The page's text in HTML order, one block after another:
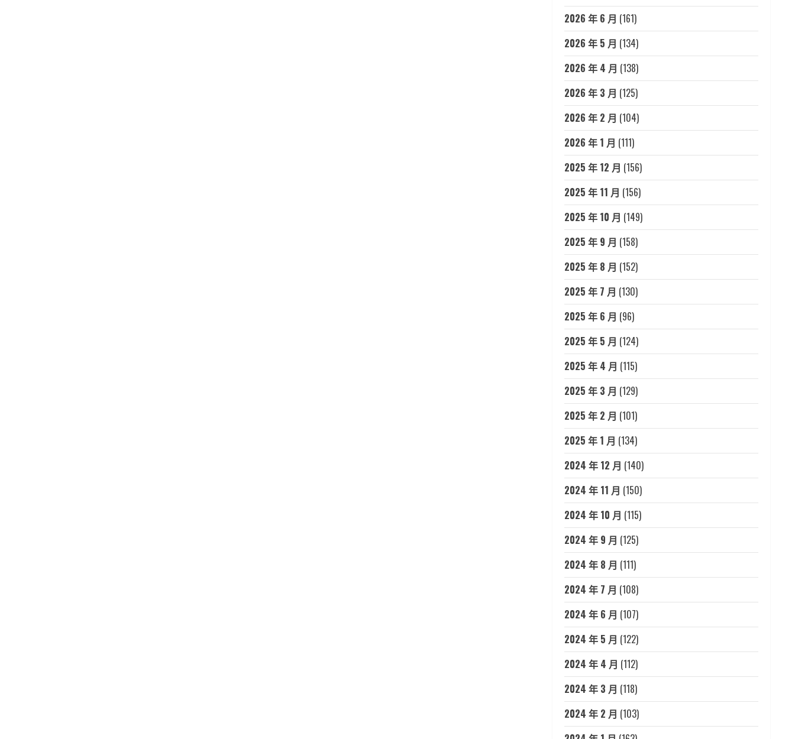
2026 年 6 月 (161)
2026 年 5 月 (134)
2026 年 4 月 (138)
2026 年 3 月 (125)
2026 年 2 月 (104)
2026 年 1 月 (111)
2025 年 12 月 (156)
2025 年 11 月 (156)
2025 年 10 月 (149)
2025 年 9 月 (158)
2025 年 8 月 (152)
2025 年 7 月 (130)
2025 年 6 月 (96)
2025 年 5 月 (124)
2025 年 4 月 (115)
2025 年 3 月 (129)
2025 年 2 月 (101)
2025 年 1 月 (134)
2024 年 12 月 (140)
2024 年 11 月 (150)
2024 年 10 月 (115)
2024 年 9 月 (125)
2024 年 8 月 (111)
2024 年 7 月 (108)
2024 年 6 月 (107)
2024 年 5 月 (122)
2024 年 4 月 (112)
2024 年 3 月 (118)
2024 年 2 月 (103)